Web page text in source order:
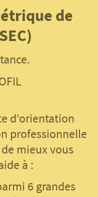
de
d'orientation
professionnelle
mieux vous
à :
6 grandes